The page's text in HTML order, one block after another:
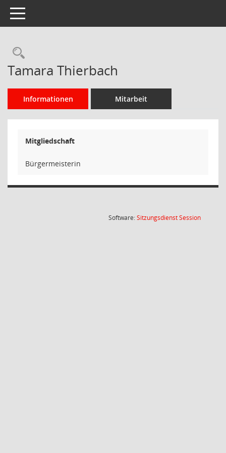
Toggle navigation
Rechercheauswahl
Tamara Thierbach
Informationen Mitarbeit
Mitgliedschaft
Bürgermeisterin
Software:SitzungsdienstSession(Wird in